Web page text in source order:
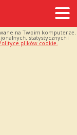
na Twoim komputerze.
statystycznych i
plików cookie.